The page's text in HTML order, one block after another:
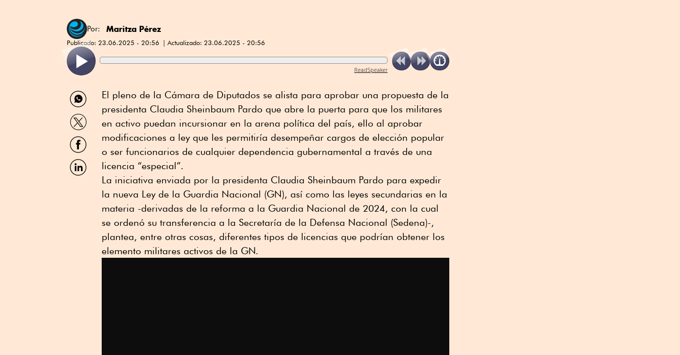
Por: Maritza Pérez
Publicado: 23.06.2025 - 20:56 Actualizado: 23.06.2025 - 20:56
ReadSpeaker
Compartir
por
WhatsApp
Compartir
por
Twitter
Compartir
por
Facebook
Compartir
por
El pleno de la Cámara de Diputados se alista para aprobar una propuesta de la
presidenta Claudia Sheinbaum Pardo que abre la puerta para que los militares
en activo puedan incursionar en la arena política del país, ello al aprobar
modificaciones a ley que les permitiría desempeñar cargos de elección popular
o ser funcionarios de cualquier dependencia gubernamental a través de una
licencia “especial”.
La iniciativa enviada por la presidenta Claudia Sheinbaum Pardo para expedir
la nueva Ley de la Guardia Nacional (GN), así como las leyes secundarias en la
materia -derivadas de la reforma a la Guardia Nacional de 2024, con la cual
se ordenó su transferencia a la Secretaría de la Defensa Nacional (Sedena)-,
plantea, entre otras cosas, diferentes tipos de licencias que podrían obtener los
elemento militares activos de la GN.